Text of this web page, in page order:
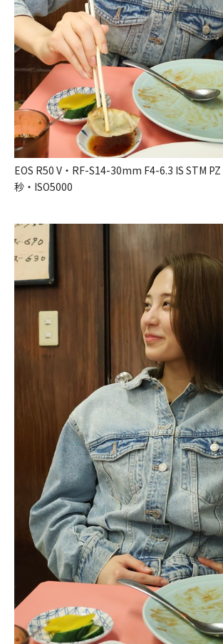
EOS R50 V・RF-S14-30mm F4-6.3 IS STM
秒・ISO5000